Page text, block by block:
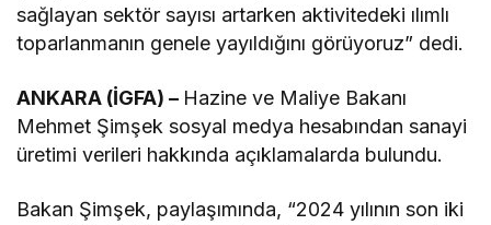
sağlayan sektör sayısı artarken aktivitedeki ılımlı
toparlanmanın genele yayıldığını görüyoruz” dedi.
ANKARA (İGFA) – Hazine ve Maliye Bakanı
Mehmet Şimşek sosyal medya hesabından sanayi
üretimi verileri hakkında açıklamalarda bulundu.
Bakan Şimşek, paylaşımında, “2024 yılının son iki